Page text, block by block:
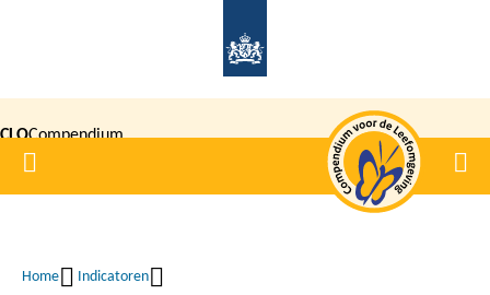
inhoud
gaan
CLOCompendium
voor de
Home
Home Indicatoren